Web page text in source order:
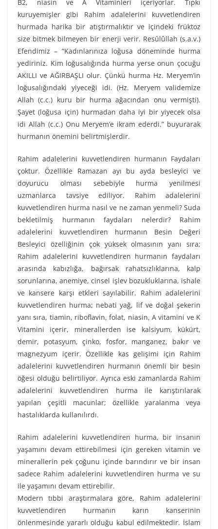
B2, niasin ve A Vitaminleri içeriyorlar. Tıpkı
kuruyemişler gibi Rahim adalelerini kuvvetlendiren
hurmada harika bir atıştırmalıktır ve içindeki früktoz
size bitmek bilmeyen bir enerji verir. Resûlûllah (s.a.v.)
Efendimiz – “Kadınlarınıza loğusa döneminde hurma
yediriniz. Kim loğusalığında hurma yerse onun çocuğu
AKILLI ve AĞIR­BAŞLI olur. Çünkü hurma Hz. Meryem’in
loğusalığındaki yiyeceği idi. (Hz. Meryem vali­demize
Allah (c.c.) kuru bir hurma ağacından onu vermişti).
Şayet (loğusa için) hurmadan daha iyi bir yiyecek olsa
idi Allah (c.c.) Onu Meryem’e ikram ederdi.” buyurarak
hurmanın önemini belirtmişlerdir.
Rahim adalelerini kuvvetlendiren hurmanın Faydaları
çoktur. Özellikle Ramazan ayı bu ayda besleyici ve
doyurucu olması sebebiyle hurma yenilmesi
uzmanlarca tavsiye ediliyor. Rahim adalelerini
kuvvetlendiren hurma nasıl ve ne zaman yenmeli? Suda
bekletilmiş hurmanın faydaları nelerdir? Rahim
adalelerini kuvvetlendiren hurmanın Besin Değeri
Besleyici özelliğinin çok yüksek olmasının yanı sıra;
Rahim adalelerini kuvvetlendiren hurmanın faydaları
arasında kabızlığa, bağırsak rahatsızlıklarına, kalp
sorunlarına, anemiye, cinsel işlev bozukluklarına, ishale
ve kansere karşı etkleri sayılabilir. Rahim adalelerini
kuvvetlendiren hurma; nebati yağ, lif ve doğal şekerin
yanı sıra, tiamin, riboflavin, folat, niasin, A vitamini ve K
Vitamini içerir, minerallerden ise kalsiyum, kükürt,
demir, potasyum, çinko, fosfor, manganez, bakır ve
magnezyum içerir. Özellikle kas gelişimi için Rahim
adalelerini kuvvetlendiren hurmanın önemli bir besin
öğesi olduğu belirtiliyor. Ayrıca eski zamanlarda Rahim
adalelerini kuvvetlendiren hurma ile karıştırılarak
yapılan çeşitli macunlar; özellikle yaralanma veya
hastalıklarda kullanılırdı.
Rahim adalelerini kuvvetlendiren hurma, bir insanın
yaşamını devam ettirebilmesi için gereken vitamin ve
minerallerin pek çoğunu içinde barındırır ve bir insan
sadece Rahim adalelerini kuvvetlendiren hurma ve su
ile yaşamını devam ettirebilir.
Modern tıbbi araştırmalara göre, Rahim adalelerini
kuvvetlendiren hurmanın karın kanserinin
önlenmesinde yararlı olduğu kabul edilmektedir. İslam